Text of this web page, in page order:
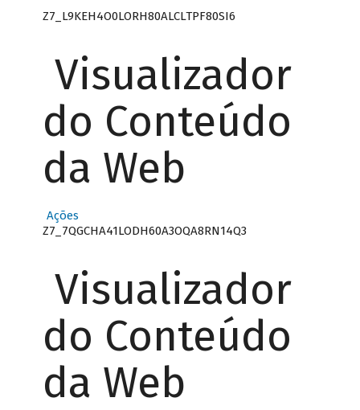
Z7_L9KEH4O0LORH80ALCLTPF80SI6
Visualizador
do Conteúdo
da Web
Ações
Z7_7QGCHA41LODH60A3OQA8RN14Q3
Visualizador
do Conteúdo
da Web